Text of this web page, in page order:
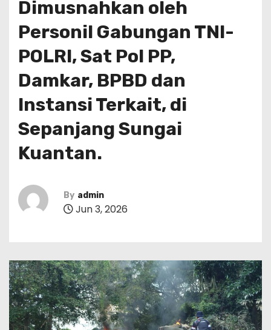
Dimusnahkan oleh
Personil Gabungan TNI-
POLRI, Sat Pol PP,
Damkar, BPBD dan
Instansi Terkait, di
Sepanjang Sungai
Kuantan.
By admin
Jun 3, 2026